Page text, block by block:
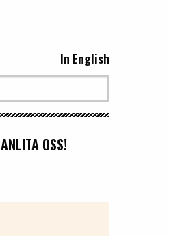
In English
ANLITA OSS!